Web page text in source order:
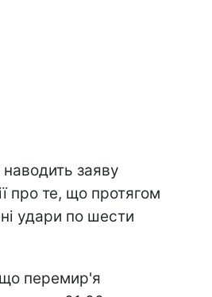
заяву
про те, що протягом
удари по шести
перемир'я